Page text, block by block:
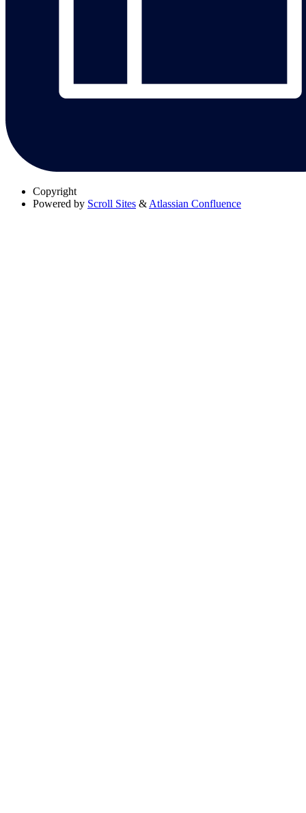
Copyright
Powered by Scroll Sites & Atlassian Confluence